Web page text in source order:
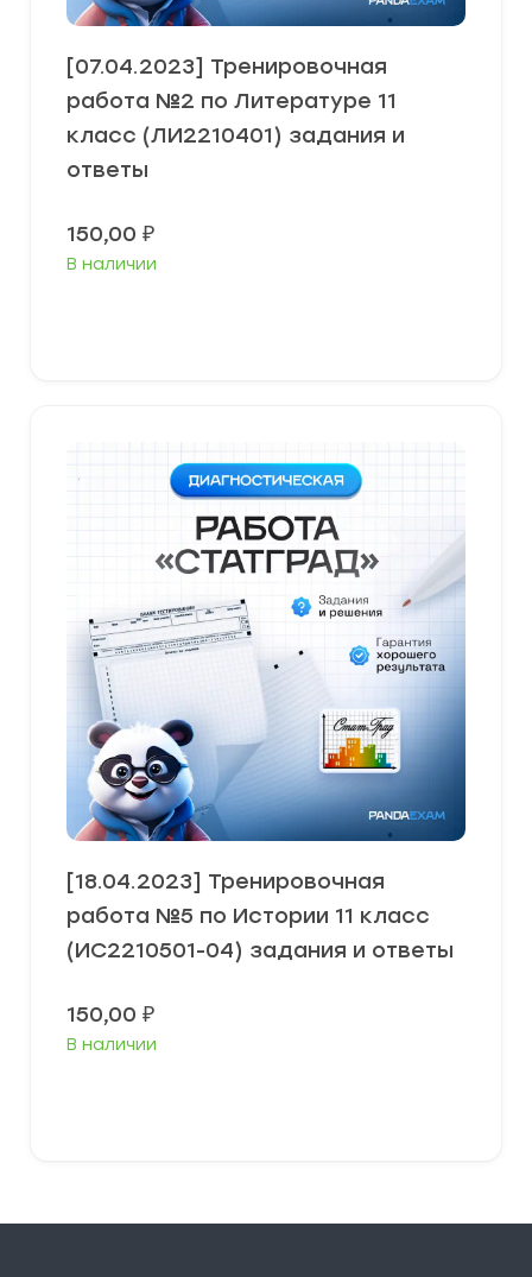
[07.04.2023] Тренировочная
работа №2 по Литературе 11
класс (ЛИ2210401) задания и
ответы
150,00 ₽
В наличии
[18.04.2023] Тренировочная
работа №5 по Истории 11 класс
(ИС2210501-04) задания и ответы
150,00 ₽
В наличии